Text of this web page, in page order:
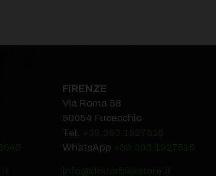
FIRENZE
Via Roma 58
50054 Fucecchio
Tel. +39.393.1927516‬
WhatsApp +39.393.1927516
info@dottorbikestore.it